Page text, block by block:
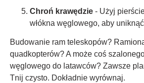
Chroń krawędzie - Użyj
włókna węglowego, aby
Budowanie ram teleskopów?
quadkopterów? A może coś
węglowego do latawców? Zawsze
Tnij czysto. Dokładnie wyrównaj.